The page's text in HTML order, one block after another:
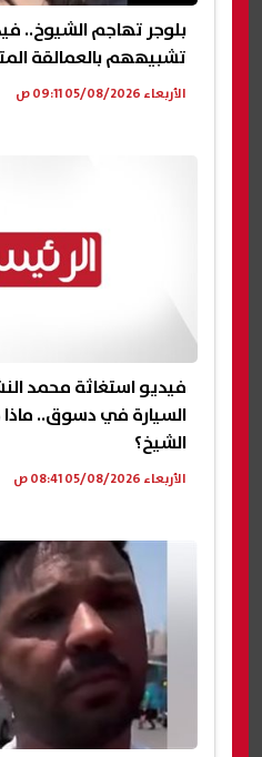
بلوجر تهاجم الشيوخ..
تشبيههم بالعمالقة
الأربعاء 05/08/2026 09:11 ص
فيديو استغاثة محمد
السيارة في دسوق..
الشيخ؟
الأربعاء 05/08/2026 08:41 ص